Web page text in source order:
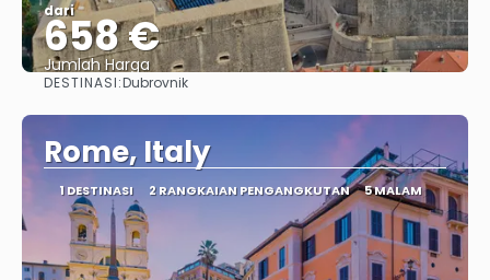
dari
658 €
Jumlah Harga
DESTINASI:Dubrovnik
Rome, Italy
1 DESTINASI 2 RANGKAIAN PENGANGKUTAN 5 MALAM